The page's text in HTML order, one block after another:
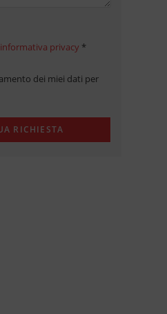
privacy *
dei miei dati per